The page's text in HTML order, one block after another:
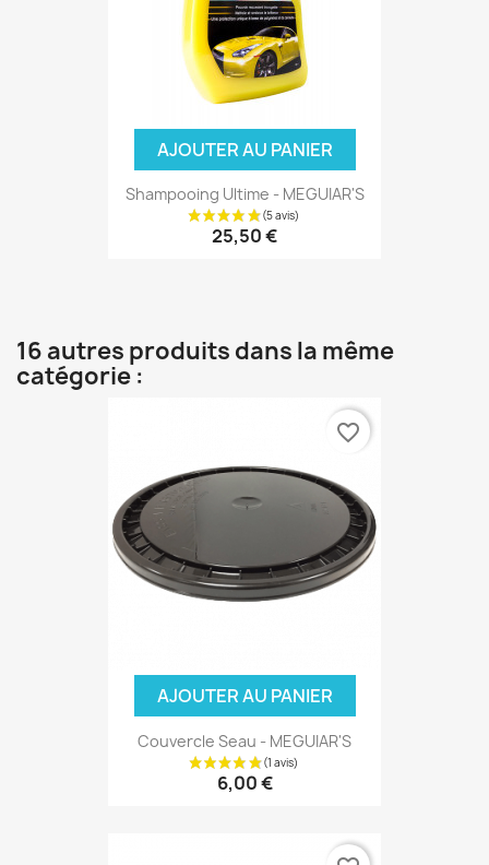
AJOUTER AU PANIER
Shampooing Ultime - MEGUIAR'S
25,50 €
16 autres produits dans la même
catégorie :
AJOUTER AU PANIER
Couvercle Seau - MEGUIAR'S
6,00 €
favorite_border